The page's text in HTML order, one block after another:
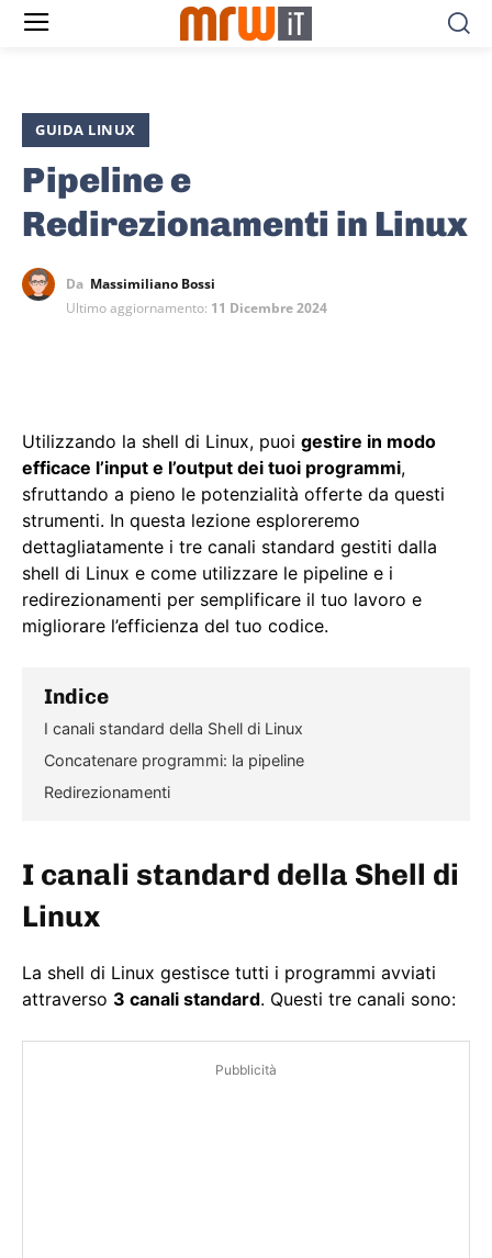
GUIDA LINUX
Pipeline e
Redirezionamenti in Linux
Da Massimiliano Bossi
Ultimo aggiornamento: 11 Dicembre 2024
Utilizzando la shell di Linux, puoi gestire in modo
efficace l’input e l’output dei tuoi programmi,
sfruttando a pieno le potenzialità offerte da questi
strumenti. In questa lezione esploreremo
dettagliatamente i tre canali standard gestiti dalla
shell di Linux e come utilizzare le pipeline e i
redirezionamenti per semplificare il tuo lavoro e
migliorare l’efficienza del tuo codice.
Indice
I canali standard della Shell di Linux
Concatenare programmi: la pipeline
Redirezionamenti
I canali standard della Shell di
Linux
La shell di Linux gestisce tutti i programmi avviati
attraverso 3 canali standard. Questi tre canali sono:
Pubblicità